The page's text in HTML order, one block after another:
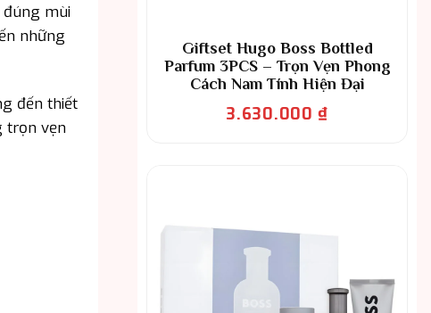
mùi
những
đến thiết
trọn vẹn
Giftset Hugo Boss Bottled
Parfum 3PCS – Trọn Vẹn Phong
Cách Nam Tính Hiện Đại
3.630.000₫